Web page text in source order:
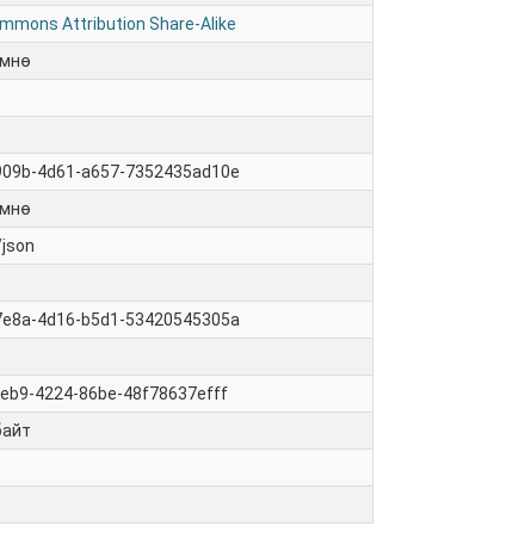
Attribution Share-Alike
4d61-a657-7352435ad10e
4d16-b5d1-53420545305a
4224-86be-48f78637efff